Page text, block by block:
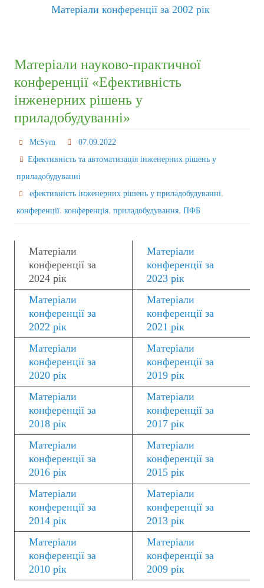
Матеріали конференції за 2002 рік
Матеріали науково-практичної
конференції «Ефективність
інженерних рішень у
приладобудуванні»
McSym
07.09.2022
Ефективність та автоматизація інженерних рішень у
приладобудуванні
ефективність інженерних рішень у приладобудуванні,
конференції, конференція, приладобудування, ПФБ
Матеріали
конференції за
2024 рік
Матеріали
конференції за
2023 рік
Матеріали
конференції за
2022 рік
Матеріали
конференції за
2021 рік
Матеріали
конференції за
2020 рік
Матеріали
конференції за
2019 рік
Матеріали
конференції за
2018 рік
Матеріали
конференції за
2017 рік
Матеріали
конференції за
2016 рік
Матеріали
конференції за
2015 рік
Матеріали
конференції за
2014 рік
Матеріали
конференції за
2013 рік
Матеріали
конференції за
2010 рік
Матеріали
конференції за
2009 рік